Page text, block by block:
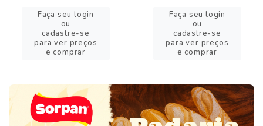
Faça seu login
ou
cadastre-se
para ver preços
e comprar
Faça seu login
ou
cadastre-se
para ver preços
e comprar